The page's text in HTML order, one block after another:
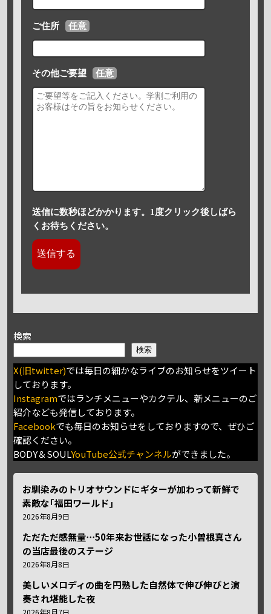
ご住所 任意
その他ご要望 任意
送信に数秒ほどかかります。1度クリック後しばら
くお待ちください。
検索
検索
X(旧twitter)では毎日の細かなライブのお知らせをツイート
しております。
Instagramではランチメニューやカクテル、新メニューのご
紹介なども発信しております。
Facebookでも毎日のお知らせをしておりますので、ぜひご
確認ください。
BODY＆SOULYouTube公式チャンネルができました。
お馴染みのトリオサウンドにギターが加わって新鮮で
素敵な｢福田ワールド｣
2026年8月9日
ただただ感無量⋯50年来お世話になった小曽根真さん
の当店最後のステージ
2026年8月8日
美しいメロディの曲を円熟した自然体で伸び伸びと演
奏され堪能した夜